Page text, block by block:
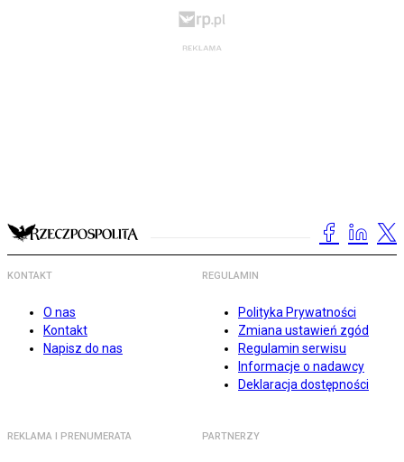
KONTAKT
O nas
Kontakt
Napisz do nas
REGULAMIN
Polityka Prywatności
Zmiana ustawień zgód
Regulamin serwisu
Informacje o nadawcy
Deklaracja dostępności
REKLAMA I PRENUMERATA PARTNERZY